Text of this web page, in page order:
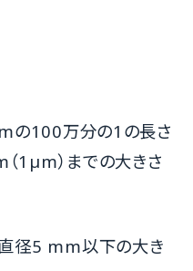
の100万分の1の長さ
1µm）までの大きさ
直径5 mm以下の大き